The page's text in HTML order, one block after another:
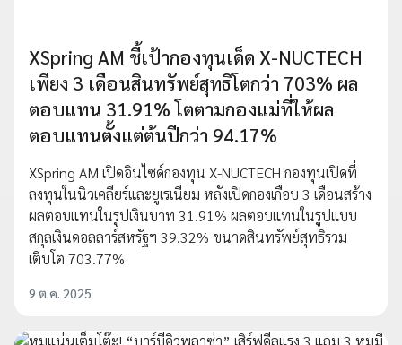
XSpring AM ชี้เป้ากองทุนเด็ด X-NUCTECH
เพียง 3 เดือนสินทรัพย์สุทธิโตกว่า 703% ผล
ตอบแทน 31.91% โตตามกองแม่ที่ให้ผล
ตอบแทนตั้งแต่ต้นปีกว่า 94.17%
XSpring AM เปิดอินไซด์กองทุน X-NUCTECH กองทุนเปิดที่
ลงทุนในนิวเคลียร์และยูเรเนียม หลังเปิดกองเกือบ 3 เดือนสร้าง
ผลตอบแทนในรูปเงินบาท 31.91% ผลตอบแทนในรูปแบบ
สกุลเงินดอลลาร์สหรัฐฯ 39.32% ขนาดสินทรัพย์สุทธิรวม
เติบโต 703.77%
9 ต.ค. 2025